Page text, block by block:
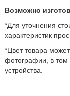
Возможно
*Для уточнения
характеристик
*Цвет товара
фотографии, в том
устройства.